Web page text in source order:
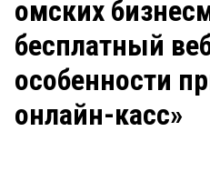
ПРОИСШЕСТВИЯ
СТИЛЬ ЖИЗНИ
омских
бесплатный
особенности
онлайн-касс»